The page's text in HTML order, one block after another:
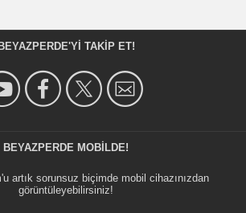
BEYAZPERDE'YI TAKIP ET!
BEYAZPERDE MOBILDE!
artık sorunsuz biçimde mobil cihazınızdan
görüntüleyebilirsiniz!